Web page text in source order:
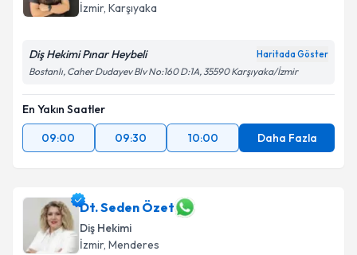
İzmir, Karşıyaka
Diş Hekimi Pınar Heybeli Haritada Göster
Bostanlı, Caher Dudayev Blv No:160 D:1A, 35590 Karşıyaka/İzmir
En Yakın Saatler
09:00
09:30 10:00 Daha Fazla
Dt. Seden Özet
Diş Hekimi
İzmir, Menderes